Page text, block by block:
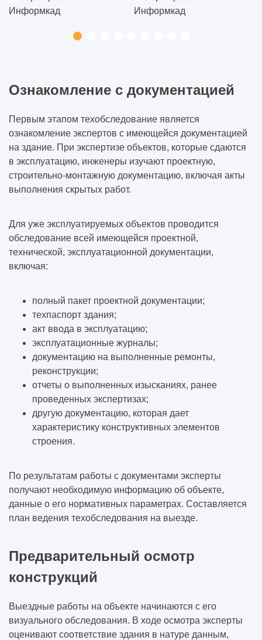
Ознакомление с документацией
Первым этапом техобследование является
ознакомление экспертов с имеющейся документацией
на здание. При экспертизе объектов, которые сдаются
в эксплуатацию, инженеры изучают проектную,
строительно-монтажную документацию, включая акты
выполнения скрытых работ.
Для уже эксплуатируемых объектов проводится
обследование всей имеющейся проектной,
технической, эксплуатационной документации,
включая:
полный пакет проектной документации;
техпаспорт здания;
акт ввода в эксплуатацию;
эксплуатационные журналы;
документацию на выполненные ремонты,
реконструкции;
отчеты о выполненных изысканиях, ранее
проведенных экспертизах;
другую документацию, которая дает
характеристику конструктивных элементов
строения.
По результатам работы с документами эксперты
получают необходимую информацию об объекте,
данные о его нормативных параметрах. Составляется
план ведения техобследования на выезде.
Предварительный осмотр
конструкций
Выездные работы на объекте начинаются с его
визуального обследования. В ходе осмотра эксперты
оценивают соответствие здания в натуре данным,